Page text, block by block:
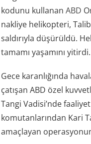
kodunu kullananABD
nakliye helikopteri,
saldırıyla düşürüldü.
tamamı yaşamını yitirdi.
Gece karanlığında
çatışan ABD özel
Tangi Vadisi’nde
komutanlarından Kari
amaçlayan